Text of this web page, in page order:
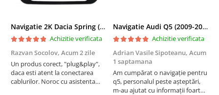
Navigatie 2K Dacia Spring (2021- Prezent), Android, S-Quadcore / 4GB RAM + 64GB ROM, 9.5 Inch - AD-BGS90042K+AD-BGRKIT366V4s
Achizitie verificata
Razvan Socolov, Acum 2 zile
Un produs corect, "plug&play",
daca esti atent la conectarea
cablurilor. Noroc cu asistenta
Navigatie Audi Q5 (2009-2017), Linux OS & OEM, MMI 3G, CarPlay & Android Auto Wireless, MirrorLink, Camera AHD, 12.3 Inch - AD-BGAALNXH+AD-BGRKITQ5002
Achizitie verificata
Adrian Vasile Sipoteanu, Acum
1 saptamana
Am cumpărat o navigație pentru
q5, personalul peste așteptări,
m-au ajutat cu informații foarte